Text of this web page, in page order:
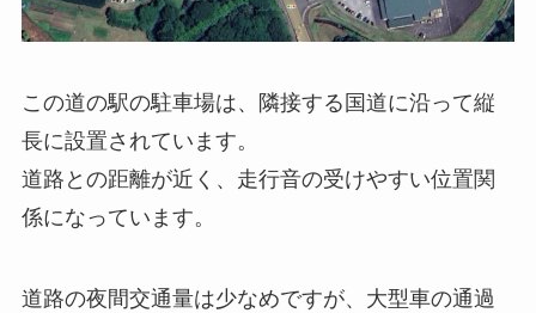
この道の駅の駐車場は、隣接する国道に沿って縦
長に設置されています。
道路との距離が近く、走行音の受けやすい位置関
係になっています。
道路の夜間交通量は少なめですが、大型車の通過